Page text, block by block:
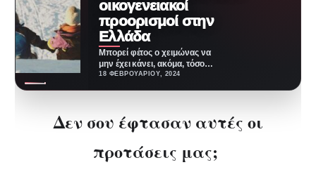
οικογενειακοί
προορισμοί στην
Ελλάδα
Μπορεί φέτος ο χειμώνας να
μην έχει κάνει, ακόμα, τόσο
αισθητή την παρουσία του στην
18 ΦΕΒΡΟΥΑΡΊΟΥ, 2024
Δεν σου έφτασαν αυτές οι
προτάσεις μας;